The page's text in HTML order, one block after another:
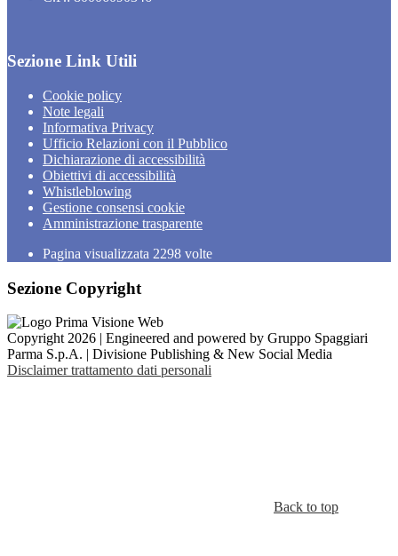
Sezione Link Utili
Cookie policy
Note legali
Informativa Privacy
Ufficio Relazioni con il Pubblico
Dichiarazione di accessibilità
Obiettivi di accessibilità
Whistleblowing
Gestione consensi cookie
Amministrazione trasparente
Pagina visualizzata 2298 volte
Sezione Copyright
Copyright 2026 | Engineered and powered by Gruppo Spaggiari
Parma S.p.A. | Divisione Publishing & New Social Media
Disclaimer trattamento dati personali
Back to top